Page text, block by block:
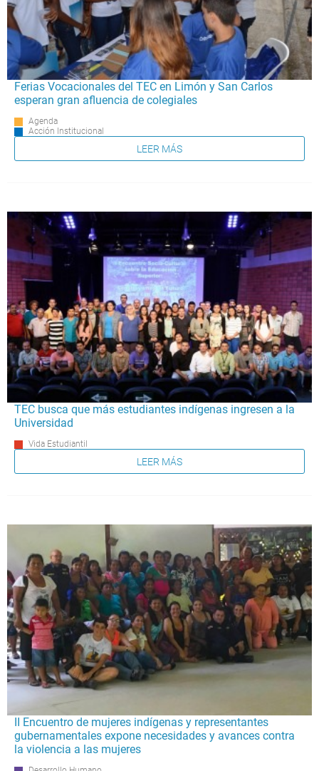
Ferias Vocacionales del TEC en Limón y San Carlos
esperan gran afluencia de colegiales
Agenda
Acción Institucional
LEER MÁS
TEC busca que más estudiantes indígenas ingresen a la
Universidad
Vida Estudiantil
LEER MÁS
II Encuentro de mujeres indígenas y representantes
gubernamentales expone necesidades y avances contra
la violencia a las mujeres